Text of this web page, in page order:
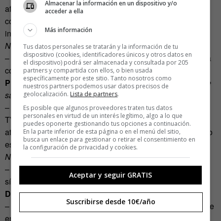
afectivas. Los juegos violentos acentúan los
comportamientos violentos y los juegos sociales
incrementan la empatía.
No se sabe…
– Si jugar a un juego violento puede llevar a una persona a
cometer un acto agresivo.
Problemas de atención motivados por la tecnología
Se
sabe que…
– Reducir la exposición de un niño a dos horas diarias de
TV y videojuegos reduce la posibilidad de problemas de
atención en clase (pero esta conclusión procede de un solo
estudio y es necesario investigar más).
No se sabe…
– Si el uso de la tecnología digital es una causa del
síndrome del déficit de atención en los niños.
Dormir.Se sabe que…
– La forma y el momento en que se usa la tecnología influye
en el sueño.
Almacenar la información en un dispositivo y/o
acceder a ella
Más información
Tus datos personales se tratarán y la información de tu
dispositivo (cookies, identificadores únicos y otros datos en
el dispositivo) podrá ser almacenada y consultada por 205
partners y compartida con ellos, o bien usada
específicamente por este sitio. Tanto nosotros como
nuestros partners podemos usar datos precisos de
geolocalización. Lista de partners.
Es posible que algunos proveedores traten tus datos
personales en virtud de un interés legítimo, algo a lo que
puedes oponerte gestionando tus opciones a continuación.
En la parte inferior de esta página o en el menú del sitio,
busca un enlace para gestionar o retirar el consentimiento en
la configuración de privacidad y cookies.
Aceptar y seguir GRATIS
Suscribirse desde 10€/año